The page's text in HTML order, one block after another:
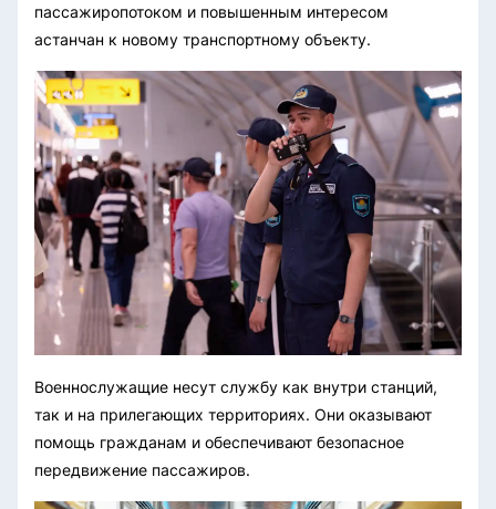
пассажиропотоком и повышенным интересом
астанчан к новому транспортному объекту.
Военнослужащие несут службу как внутри станций,
так и на прилегающих территориях. Они оказывают
помощь гражданам и обеспечивают безопасное
передвижение пассажиров.